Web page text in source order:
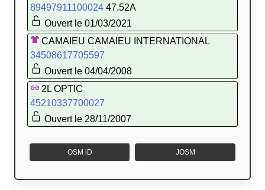
89497911100024 47.52A
Ouvert le 01/03/2021
CAMAIEU CAMAIEU INTERNATIONAL
34508617705597
Ouvert le 04/04/2008
2L OPTIC
45210337700027
Ouvert le 28/11/2007
OSM iD JOSM